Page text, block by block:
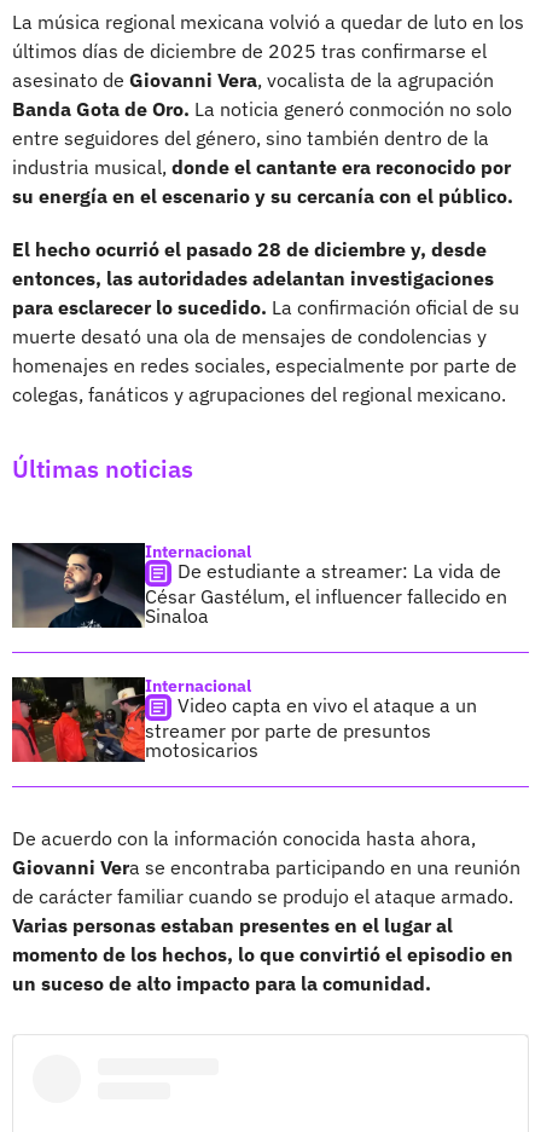
La música regional mexicana volvió a quedar de luto en los
últimos días de diciembre de 2025 tras confirmarse el
asesinato de Giovanni Vera, vocalista de la agrupación
Banda Gota de Oro. La noticia generó conmoción no solo
entre seguidores del género, sino también dentro de la
industria musical, donde el cantante era reconocido por
su energía en el escenario y su cercanía con el público.
El hecho ocurrió el pasado 28 de diciembre y, desde
entonces, las autoridades adelantan investigaciones
para esclarecer lo sucedido. La confirmación oficial de su
muerte desató una ola de mensajes de condolencias y
homenajes en redes sociales, especialmente por parte de
colegas, fanáticos y agrupaciones del regional mexicano.
Últimas noticias
Internacional
De estudiante a streamer: La vida de
César Gastélum, el influencer fallecido en
Sinaloa
Internacional
Video capta en vivo el ataque a un
streamer por parte de presuntos
motosicarios
De acuerdo con la información conocida hasta ahora,
Giovanni Vera se encontraba participando en una reunión
de carácter familiar cuando se produjo el ataque armado.
Varias personas estaban presentes en el lugar al
momento de los hechos, lo que convirtió el episodio en
un suceso de alto impacto para la comunidad.